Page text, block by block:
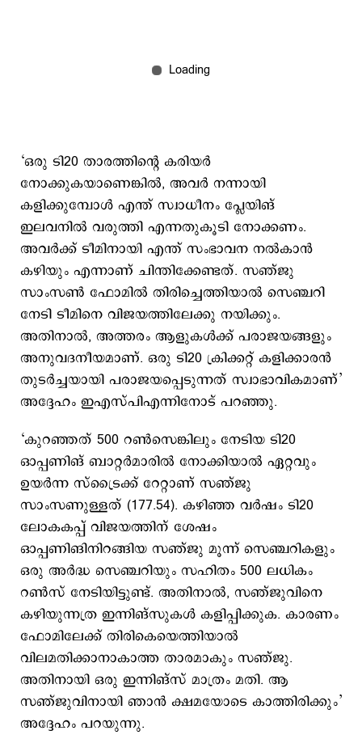
‘ഒരു ടി20 താരത്തിന്റെ കരിയർ
നോക്കുകയാണെങ്കില്‍, അവർ നന്നായി
കളിക്കുമ്പോൾ എന്ത് സ്വാധീനം പ്ലേയിങ്
ഇലവനിൽ വരുത്തി എന്നതുകൂടി നോക്കണം.
അവര്‍ക്ക് ടീമിനായി എന്ത് സംഭാവന നൽകാൻ
കഴിയും എന്നാണ് ചിന്തിക്കേണ്ടത്. സഞ്ജു
സാംസണ്‍ ഫോമില്‍ തിരിച്ചെത്തിയാല്‍ സെഞ്ചറി
നേടി ടീമിനെ വിജയത്തിലേക്കു നയിക്കും.
അതിനാൽ, അത്തരം ആളുകൾക്ക് പരാജയങ്ങളും
അനുവദനീയമാണ്. ഒരു ടി20 ക്രിക്കറ്റ് കളിക്കാരന്‍
തുടർച്ചയായി പരാജയപ്പെടുന്നത് സ്വാഭാവികമാണ്’
അദ്ദേഹം ഇഎസ്പിഎന്നിനോട് പറഞ്ഞു.
‘കുറഞ്ഞത് 500 റൺസെങ്കിലും നേടിയ ടി20
ഓപ്പണിങ് ബാറ്റര്‍മാരില്‍ നോക്കിയാല്‍ ഏറ്റവും
ഉയർന്ന സ്‌ട്രൈക്ക് റേറ്റാണ് സഞ്ജു
സാംസണുള്ളത് (177.54). കഴിഞ്ഞ വർഷം ടി20
ലോകകപ്പ് വിജയത്തിന് ശേഷം
ഓപ്പണിങിനിറങ്ങിയ സഞ്ജു മൂന്ന് സെഞ്ചറികളും
ഒരു അർദ്ധ സെഞ്ചറിയും സഹിതം 500 ലധികം
റൺസ് നേടിയിട്ടുണ്ട്. അതിനാൽ, സഞ്ജുവിനെ
കഴിയുന്നത്ര ഇന്നിങ്സുകൾ കളിപ്പിക്കുക. കാരണം
ഫോമിലേക്ക് തിരികെയെത്തിയാല്‍
വിലമതിക്കാനാകാത്ത താരമാകും സഞ്ജു.
അതിനായി ഒരു ഇന്നിങ്സ് മാത്രം മതി. ആ
സഞ്ജുവിനായി ഞാന്‍ ക്ഷമയോടെ കാത്തിരിക്കും’
അദ്ദേഹം പറയുന്നു.